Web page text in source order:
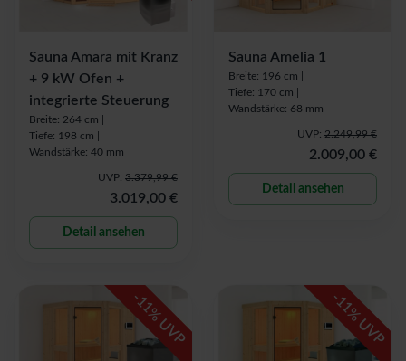
Sauna Amara mit Kranz
+ 9 kW Ofen +
integrierte Steuerung
Breite: 264 cm |
Tiefe: 198 cm |
Wandstärke: 40 mm
UVP: 3.379,99 €
3.019,00 €
Detail ansehen
Sauna Amelia 1
Breite: 196 cm |
Tiefe: 170 cm |
Wandstärke: 68 mm
UVP: 2.249,99 €
2.009,00 €
Detail ansehen
-
11
% UVP
-
11
% UVP